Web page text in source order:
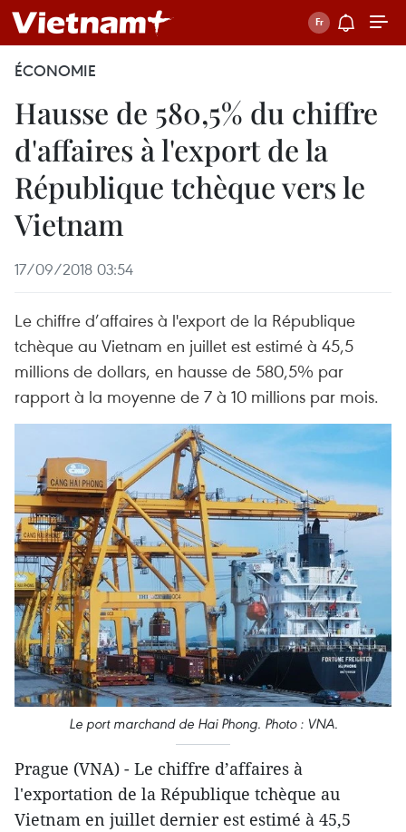
ÉCONOMIE
Hausse de 580,5% du chiffre
d'affaires à l'export de la
République tchèque vers le
Vietnam
17/09/2018 03:54
Le chiffre d’affaires à l'export de la République
tchèque au Vietnam en juillet est estimé à 45,5
millions de dollars, en hausse de 580,5% par
rapport à la moyenne de 7 à 10 millions par mois.
Le port marchand de Hai Phong. Photo : VNA.
Prague (VNA) - Le chiffre d’affaires à
l'exportation de la République tchèque au
Vietnam en juillet dernier est estimé à 45,5